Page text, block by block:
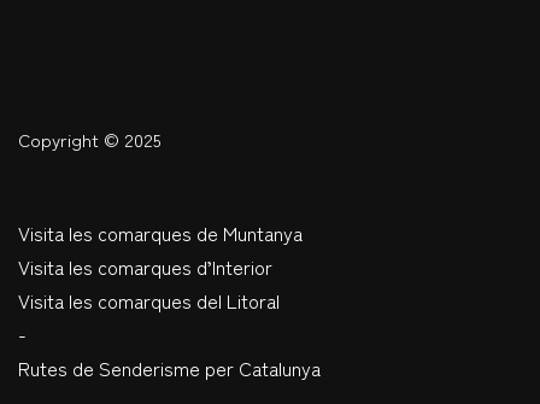
Copyright © 2025
Visita les comarques de Muntanya
Visita les comarques d’Interior
Visita les comarques del Litoral
-
Rutes de Senderisme per Catalunya